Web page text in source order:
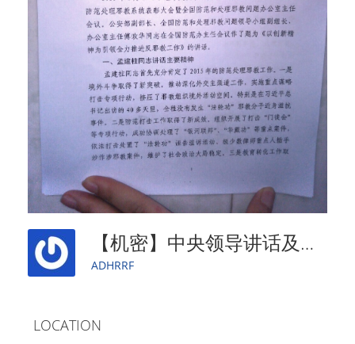
【机密】中央领导讲话及中央防范办有关会议精神传达提纲（略缩图）
ADHRRF
LOCATION